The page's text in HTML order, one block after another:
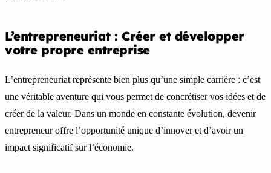
L’entrepreneuriat : Créer et développer
votre propre entreprise
L’entrepreneuriat représente bien plus qu’une simple carrière : c’est
une véritable aventure qui vous permet de concrétiser vos idées et de
créer de la valeur. Dans un monde en constante évolution, devenir
entrepreneur offre l’opportunité unique d’innover et d’avoir un
impact significatif sur l’économie.